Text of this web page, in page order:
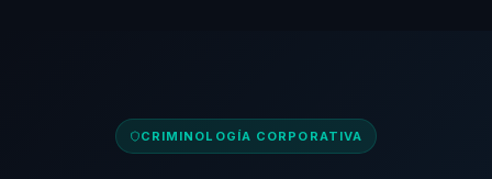
CRIMINOLOGÍA CORPORATIVA